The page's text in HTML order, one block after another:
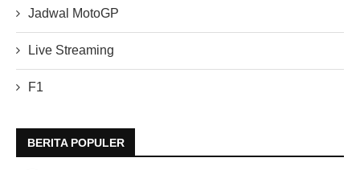
Jadwal MotoGP
Live Streaming
F1
BERITA POPULER